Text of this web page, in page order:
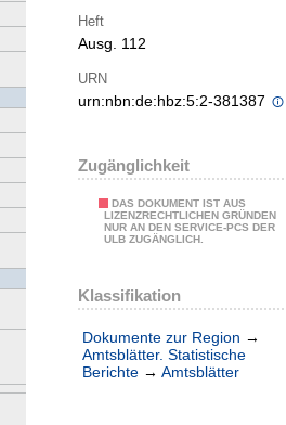
Heft
Ausg. 112
URN
urn:nbn:de:hbz:5:2-381387
Zugänglichkeit
DAS DOKUMENT IST AUS
LIZENZRECHTLICHEN GRÜNDEN
NUR AN DEN SERVICE-PCS DER
ULB ZUGÄNGLICH.
Klassifikation
Dokumente zur Region →
Amtsblätter. Statistische
Berichte → Amtsblätter